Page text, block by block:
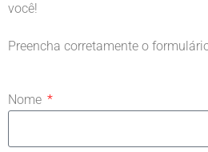
você!
Preencha corretamente o
Nome